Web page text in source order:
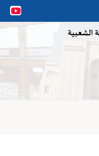
الشعبية